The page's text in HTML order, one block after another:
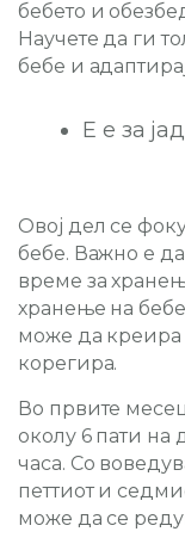
бебето и
Научете да ги
бебе и
Е е за
Овој дел се
бебе. Важно е да
време за
хранење на
може да креира
корегира.
Во првите
околу 6 пати на
часа. Со
петтиот и
може да се